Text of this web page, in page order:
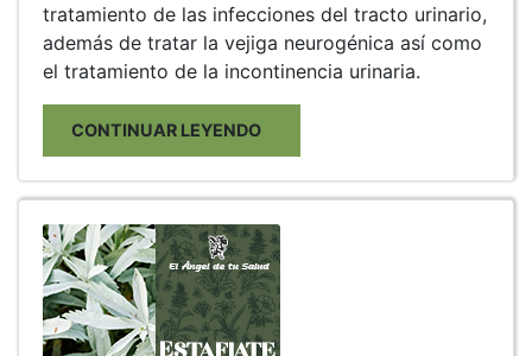
tratamiento de las infecciones del tracto urinario,
además de tratar la vejiga neurogénica así como
el tratamiento de la incontinencia urinaria.
CONTINUAR LEYENDO